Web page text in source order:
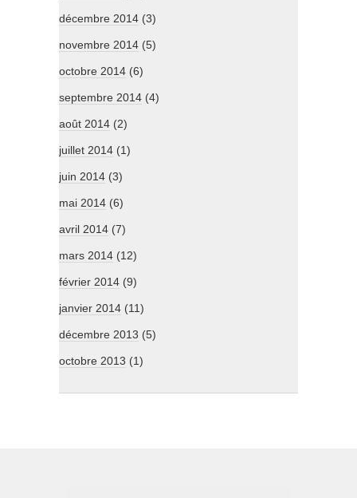
décembre 2014 (3)
novembre 2014 (5)
octobre 2014 (6)
septembre 2014 (4)
août 2014 (2)
juillet 2014 (1)
juin 2014 (3)
mai 2014 (6)
avril 2014 (7)
mars 2014 (12)
février 2014 (9)
janvier 2014 (11)
décembre 2013 (5)
octobre 2013 (1)